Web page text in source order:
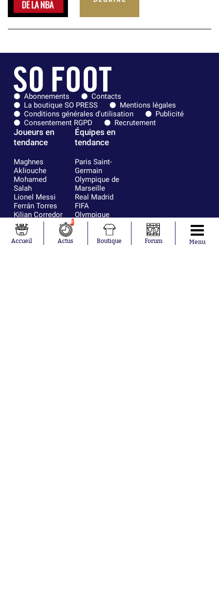
Abonnements
Contacts
La boutique SO PRESS
Mentions légales
Conditions générales d'utilisation
Publicité
Consentement RGPD
Recrutement
Joueurs en
tendance
Maghnes
Akliouche
Mohamed
Salah
Lionel Messi
Ferrán Torres
Kilian Corredor
Franco
Mastantuono
Orel Mangala
Équipes en
tendance
Paris Saint-
Germain
Olympique de
Marseille
Real Madrid
FIFA
Olympique
lyonnais
AS Monaco
FC Barcelone
Accueil
6
Actus Boutique Forum Menu